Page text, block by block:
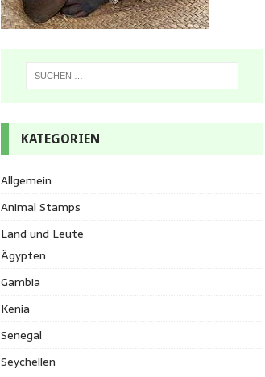
KATEGORIEN
Allgemein
Animal Stamps
Land und Leute
Ägypten
Gambia
Kenia
Senegal
Seychellen